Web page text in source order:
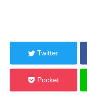
Twitter
Pocket